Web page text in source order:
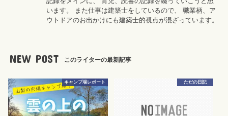
います。 また仕事は建築士をしているので、 職業柄、ア
ウトドアのお出かけにも建築士的視点が混ざっています。
NEW POST このライターの最新記事
キャンプ場レポート ただの日記